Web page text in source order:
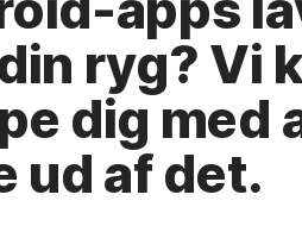
ryg? Vi
dig med
ud af det.